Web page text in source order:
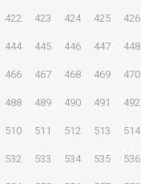
422 423 424 425 426
444 445 446 447 448
466 467 468 469 470
488 489 490 491 492
510 511 512 513 514
532 533 534 535 536